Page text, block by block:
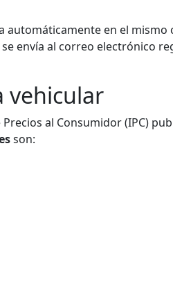
automáticamente en el mismo
envía al correo electrónico
vehicular
al Consumidor (IPC)
son: